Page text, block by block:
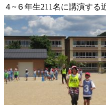
４~６年生211名に講演する